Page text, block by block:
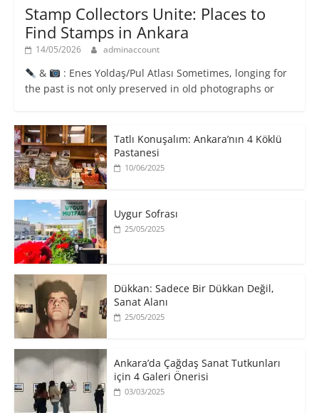
Stamp Collectors Unite: Places to
Find Stamps in Ankara
14/05/2026 adminaccount
&
: Enes Yoldaş/Pul Atlası Sometimes, longing for
the past is not only preserved in old photographs or
Tatlı Konuşalım: Ankara’nın 4 Köklü
Pastanesi
10/06/2025
Uygur Sofrası
25/05/2025
​Dükkan: Sadece Bir Dükkan Değil,
Sanat Alanı
25/05/2025
Ankara’da Çağdaş Sanat Tutkunları
için 4 Galeri Önerisi
03/03/2025